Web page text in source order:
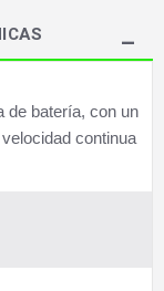
de batería, con un
continua